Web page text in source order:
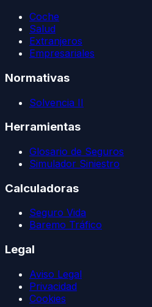
Coche
Salud
Extranjeros
Empresariales
Normativas
Solvencia II
Herramientas
Glosario de Seguros
Simulador Siniestro
Calculadoras
Seguro Vida
Baremo Tráfico
Legal
Aviso Legal
Privacidad
Cookies